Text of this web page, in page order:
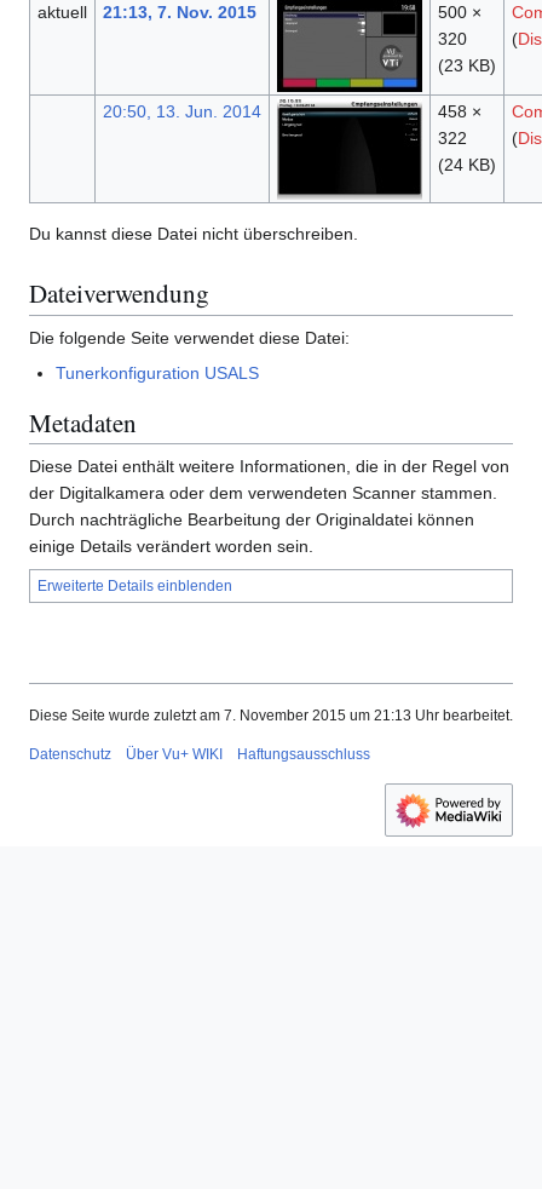
aktuell
21:13, 7. Nov. 2015
500 ×
320
(23 KB)
(
20:50, 13. Jun. 2014
458 ×
322
(24 KB)
(
Du kannst diese Datei nicht überschreiben.
Dateiverwendung
Die folgende Seite verwendet diese Datei:
Tunerkonfiguration USALS
Metadaten
Diese Datei enthält weitere Informationen, die in der Regel von
der Digitalkamera oder dem verwendeten Scanner stammen.
Durch nachträgliche Bearbeitung der Originaldatei können
einige Details verändert worden sein.
Erweiterte Details einblenden
Diese Seite wurde zuletzt am 7. November 2015 um 21:13 Uhr bearbeitet.
Datenschutz Über Vu+ WIKI Haftungsausschluss